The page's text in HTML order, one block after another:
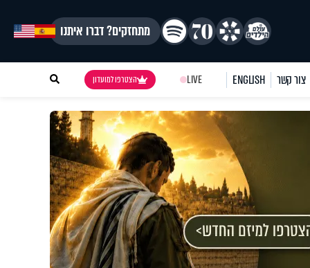
מתחזקים? דברו איתנו
צור קשר ENGLISH
LIVE הצטרפו למועדון